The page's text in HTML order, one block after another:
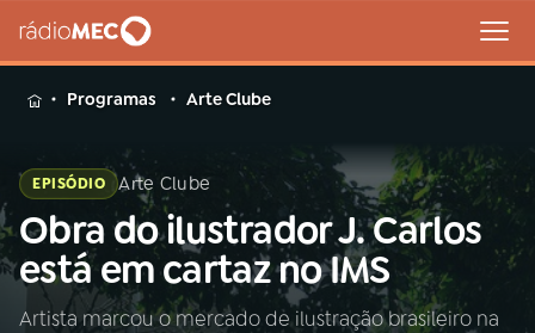
MENU
Buscar
na
Rádio
MEC
Buscar
Programas Arte Clube
EPISÓDIO Arte Clube
Obra do ilustrador J. Carlos
está em cartaz no IMS
Artista marcou o mercado de ilustração brasileiro na